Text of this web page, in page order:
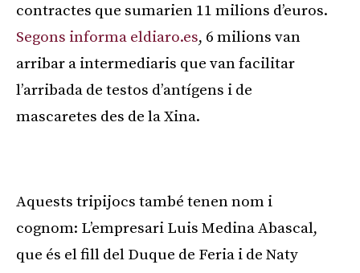
contractes que sumarien 11 milions d’euros.
Segons informa eldiaro.es, 6 milions van
arribar a intermediaris que van facilitar
l’arribada de testos d’antígens i de
mascaretes des de la Xina.
Aquests tripijocs també tenen nom i
cognom: L’empresari Luis Medina Abascal,
que és el fill del Duque de Feria i de Naty